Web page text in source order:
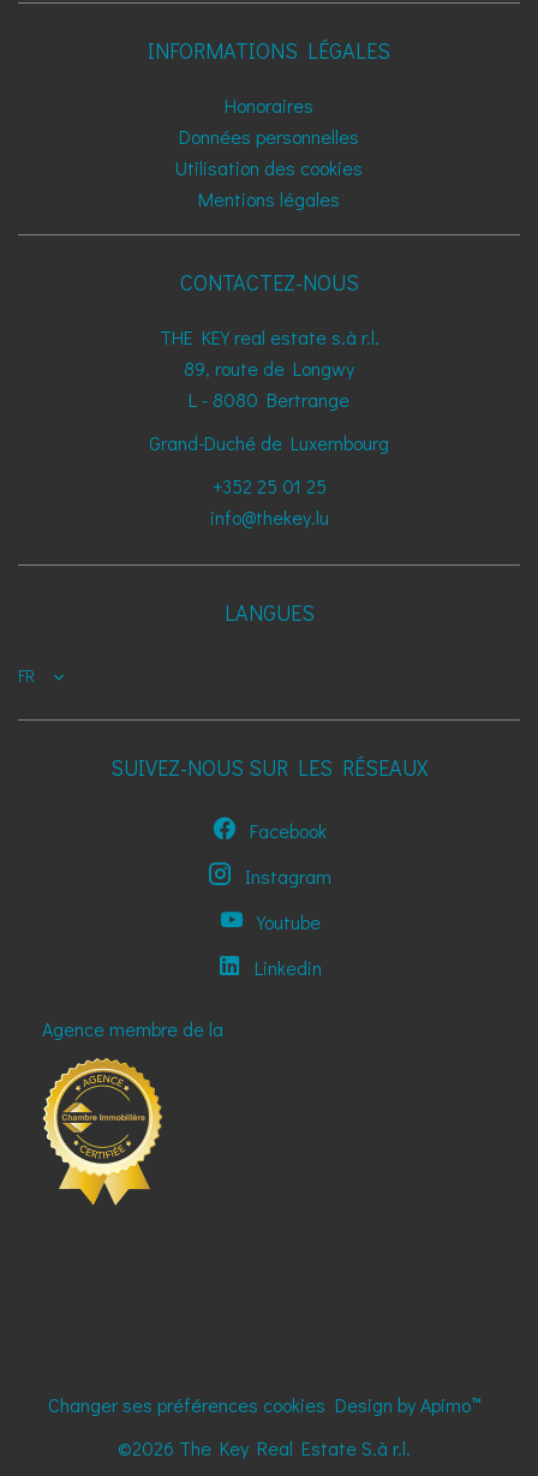
INFORMATIONS LÉGALES
Honoraires
Données personnelles
Utilisation des cookies
Mentions légales
CONTACTEZ-NOUS
THE KEY real estate s.à r.l.
89, route de Longwy
L - 8080 Bertrange
Grand-Duché de Luxembourg
+352 25 01 25
info@thekey.lu
LANGUES
FR
SUIVEZ-NOUS SUR LES RÉSEAUX
Facebook
Instagram
Youtube
Linkedin
Agence membre de la
Changer ses préférences cookies Design byApimo™
©2026 The Key Real Estate S.à r.l.